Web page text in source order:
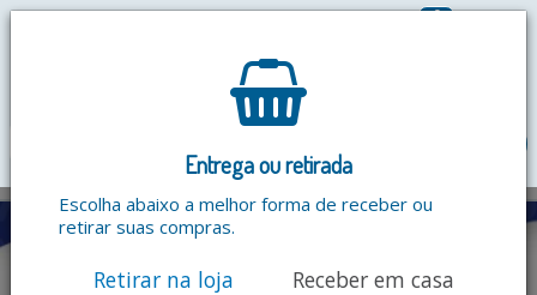
0
Entrega ou retirada
Escolha abaixo a melhor forma de receber ou
retirar suas compras.
Retirar na loja Receber em casa